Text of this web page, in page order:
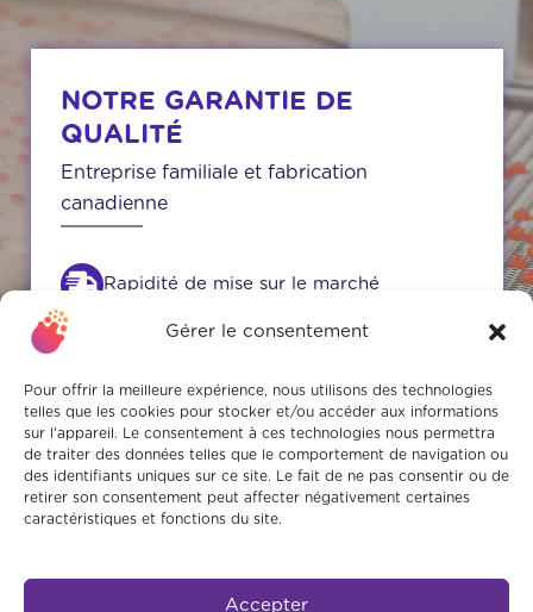
Gérer le consentement
Pour offrir la meilleure expérience, nous utilisons des technologies
telles que les cookies pour stocker et/ou accéder aux informations
sur l'appareil. Le consentement à ces technologies nous permettra
de traiter des données telles que le comportement de navigation ou
des identifiants uniques sur ce site. Le fait de ne pas consentir ou de
retirer son consentement peut affecter négativement certaines
caractéristiques et fonctions du site.
Accepter
NOTRE GARANTIE DE
QUALITÉ
Entreprise familiale et fabrication
canadienne
Rapidité de mise sur le marché
Parlez directement avec les décideurs
Normes strictes de sécurité alimentaire
et formation continue des employés
Produits rigoureusement testés en
laboratoire et sur le marché